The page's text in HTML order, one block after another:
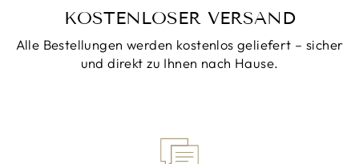
KOSTENLOSER VERSAND
Alle Bestellungen werden kostenlos geliefert – sicher
und direkt zu Ihnen nach Hause.